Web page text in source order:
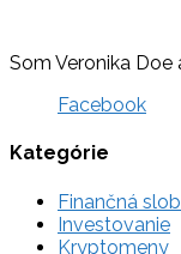
Som Veronika Doe
Facebook
Kategórie
Finančná
Investovanie
Kryptomeny